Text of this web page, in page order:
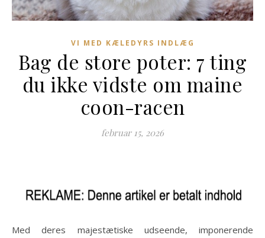
VI MED KÆLEDYRS INDLÆG
Bag de store poter: 7 ting
du ikke vidste om maine
coon-racen
februar 15, 2026
Med deres majestætiske udseende, imponerende